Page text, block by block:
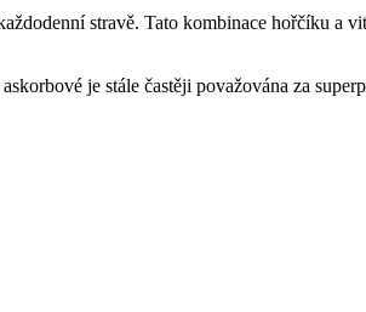
stravě. Tato kombinace hořčíku a
je stále častěji považována za